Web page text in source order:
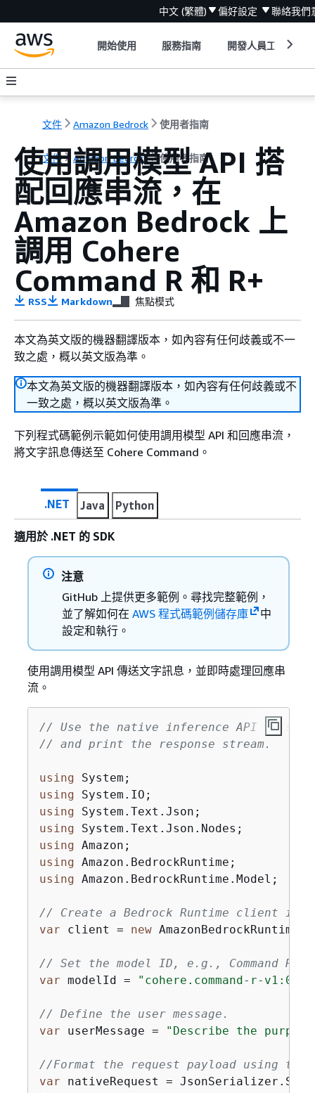
中文 (繁體) 偏好設定 聯絡我們
開始使用 服務指南 開發人員工具
文件 Amazon Bedrock 使用者指南
文件 Amazon Bedrock 使用者指南
使用調用模型 API 搭
配回應串流，在
Amazon Bedrock 上
調用 Cohere
Command R 和 R+
RSS Markdown 焦點模式
本文為英文版的機器翻譯版本，如內容有任何歧義或不一
致之處，概以英文版為準。
本文為英文版的機器翻譯版本，如內容有任何歧義或不
一致之處，概以英文版為準。
下列程式碼範例示範如何使用調用模型 API 和回應串流，
將文字訊息傳送至 Cohere Command。
.NET Java Python
適用於 .NET 的 SDK
注意
GitHub 上提供更多範例。尋找完整範例，
並了解如何在 AWS 程式碼範例儲存庫
中
設定和執行。
使用調用模型 API 傳送文字訊息，並即時處理回應串
流。
// Use the native inference API to send
// and print the response stream.
using
using
using
using
using
using
using Amazon.BedrockRuntime.Model;
// Create a Bedrock Runtime client in
var client = new
// Set the model ID, e.g., Command R.
var modelId = "cohere.command-r-v1:0"
// Define the user message.
var userMessage = "Describe the
//Format the request payload using
var nativeRequest =